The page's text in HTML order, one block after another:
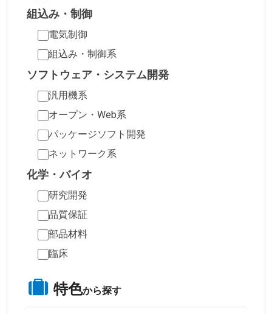
組込み・制御
電気制御
組込み・制御系
ソフトウェア・システム開発
汎用機系
オープン・Web系
パッケージソフト開発
ネットワーク系
化学・バイオ
研究開発
品質保証
部品材料
臨床
特色から探す